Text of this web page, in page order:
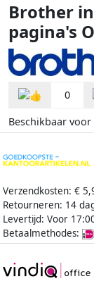
Brother
pagina's
0
Beschikbaar voor
Verzendkosten: €
Retourneren: 14
Levertijd: Voor
Betaalmethodes: